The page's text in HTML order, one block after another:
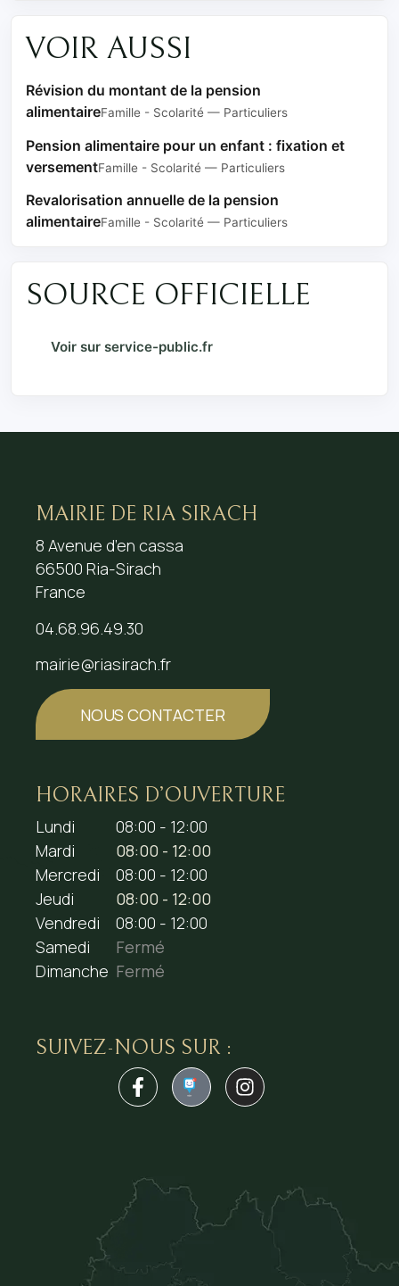
VOIR AUSSI
Révision du montant de la pension
alimentaireFamille - Scolarité — Particuliers
Pension alimentaire pour un enfant : fixation et
versementFamille - Scolarité — Particuliers
Revalorisation annuelle de la pension
alimentaireFamille - Scolarité — Particuliers
SOURCE OFFICIELLE
Voir sur service-public.fr
MAIRIE DE RIA SIRACH
8 Avenue d’en cassa
66500 Ria-Sirach
France
04.68.96.49.30
mairie@riasirach.fr
NOUS CONTACTER
HORAIRES D’OUVERTURE
Lundi
08:00 - 12:00
Mardi
08:00 - 12:00
Mercredi
08:00 - 12:00
Jeudi
08:00 - 12:00
Vendredi
08:00 - 12:00
Samedi
Fermé
Dimanche Fermé
SUIVEZ-NOUS SUR :
1